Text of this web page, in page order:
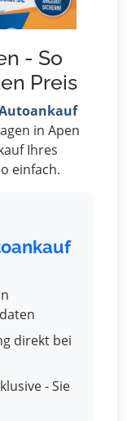
- So
Preis
in Apen
Ihres
einfach.
direkt bei
- Sie